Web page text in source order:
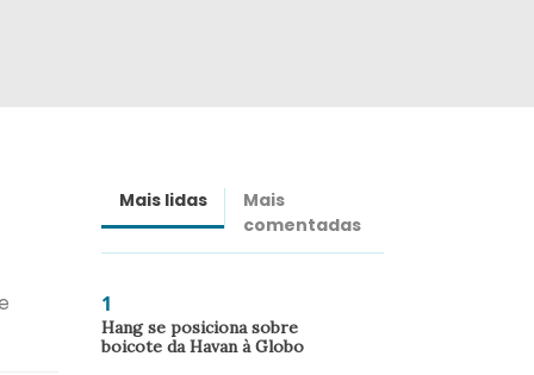
Mais lidas
Mais
comentadas
1
Hang se posiciona sobre
boicote da Havan à Globo